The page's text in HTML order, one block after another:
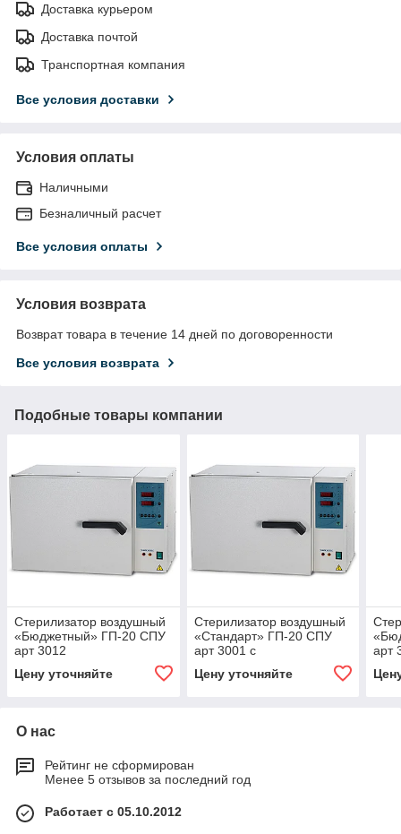
Доставка курьером
Доставка почтой
Транспортная компания
Все условия доставки
Условия оплаты
Наличными
Безналичный расчет
Все условия оплаты
Условия возврата
Возврат товара в течение 14 дней по договоренности
Все условия возврата
Подобные товары компании
Стерилизатор воздушный
«Бюджетный» ГП-20 СПУ
арт 3012
Цену уточняйте
Стерилизатор воздушный
«Стандарт» ГП-20 СПУ
арт 3001 с
конвекцией
Цену уточняйте
арт
О нас
Рейтинг не сформирован
Менее 5 отзывов за последний год
Работает с 05.10.2012